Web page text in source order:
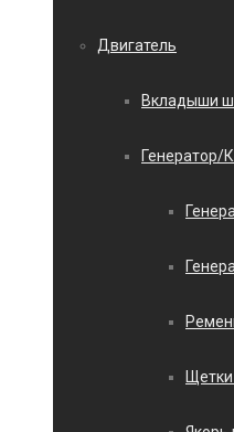
Двигатель
Вкладыши
Генератор/